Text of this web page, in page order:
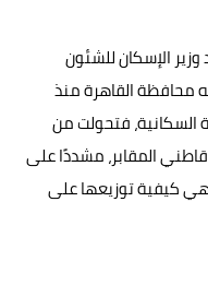
والجمال
الإسكان للشئون
محافظة القاهرة منذ
السكانية، فتحولت من
المقابر، مشددًا على
كيفية توزيعها على